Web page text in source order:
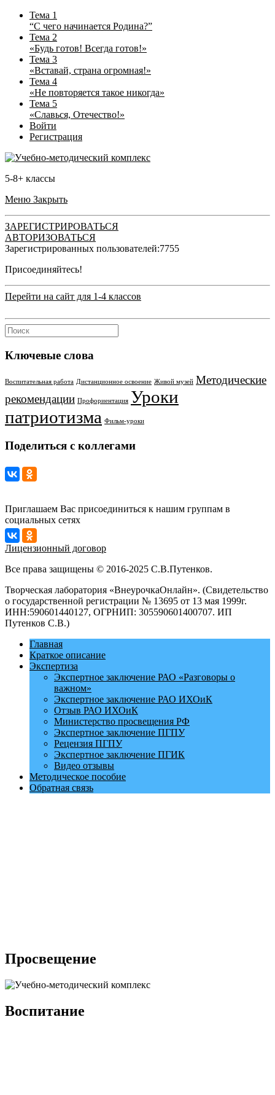
Тема 1
“С чего начинается Родина?”
Тема 2
«Будь готов! Всегда готов!»
Тема 3
«Вставай, страна огромная!»
Тема 4
«Не повторяется такое никогда»
Тема 5
«Славься, Отечество!»
Войти
Регистрация
5-8+ классы
Меню Закрыть
ЗАРЕГИСТРИРОВАТЬСЯ
АВТОРИЗОВАТЬСЯ
Зарегистрированных пользователей:7755
Присоединяйтесь!
Перейти на сайт для 1-4 классов
Ключевые слова
Воспитательная работа Дистанционное освоение Живой музей Методические
рекомендации Профориентация Уроки
патриотизма Фильм-уроки
Поделиться с коллегами
Приглашаем Вас присоединиться к нашим группам в
социальных сетях
Лицензионный договор
Все права защищены © 2016-2025 С.В.Путенков.
Творческая лаборатория «ВнеурочкаОнлайн». (Свидетельство
о государственной регистрации № 13695 от 13 мая 1999г.
ИНН:590601440127, ОГРНИП: 305590601400707. ИП
Путенков С.В.)
Главная
Краткое описание
Экспертиза
Экспертное заключение РАО «Разговоры о
важном»
Экспертное заключение РАО ИХОиК
Отзыв РАО ИХОиК
Министерство просвещения РФ
Экспертное заключение ПГПУ
Рецензия ПГПУ
Экспертное заключение ПГИК
Видео отзывы
Методическое пособие
Обратная связь
Просвещение
Воспитание